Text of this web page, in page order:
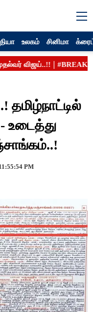
உலகம் சினிமா
தமிழ்நாட்டில்
உடைத்து
PM